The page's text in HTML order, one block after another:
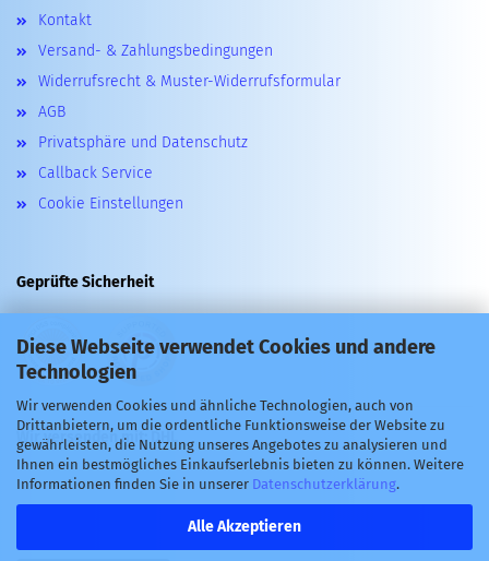
Diese Webseite verwendet Cookies und andere
Technologien
Wir verwenden Cookies und ähnliche Technologien, auch von
Drittanbietern, um die ordentliche Funktionsweise der Website zu
gewährleisten, die Nutzung unseres Angebotes zu analysieren und
Ihnen ein bestmögliches Einkaufserlebnis bieten zu können. Weitere
Informationen finden Sie in unserer Datenschutzerklärung.
Alle Akzeptieren
Kontakt
Versand- & Zahlungsbedingungen
Widerrufsrecht & Muster-Widerrufsformular
AGB
Privatsphäre und Datenschutz
Callback Service
Cookie Einstellungen
Geprüfte Sicherheit
Wir versenden mit: DHL